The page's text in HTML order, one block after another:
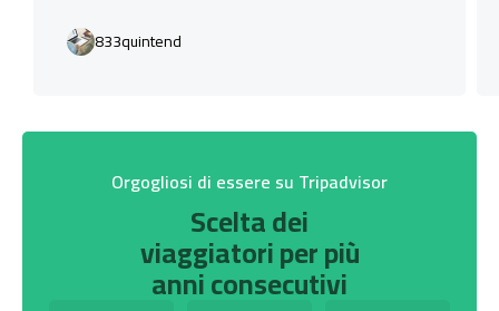
833quintend
Orgogliosi di essere su Tripadvisor
Scelta dei
viaggiatori per più
anni consecutivi